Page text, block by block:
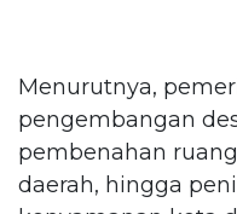
Menurutnya,
pengembangan
pembenahan
daerah, hingga